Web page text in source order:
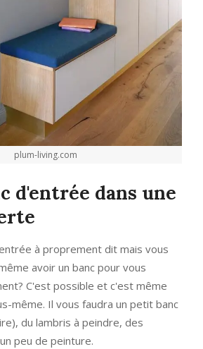
plum-living.com
d'entrée dans une
à proprement dit mais vous
avoir un banc pour vous
C'est possible et c'est même
même. Il vous faudra un petit banc
du lambris à peindre, des
peu de peinture.